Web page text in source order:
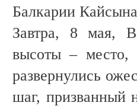
Балкарии
Завтра, 8 мая,
высоты – место,
развернулись
шаг, призванный